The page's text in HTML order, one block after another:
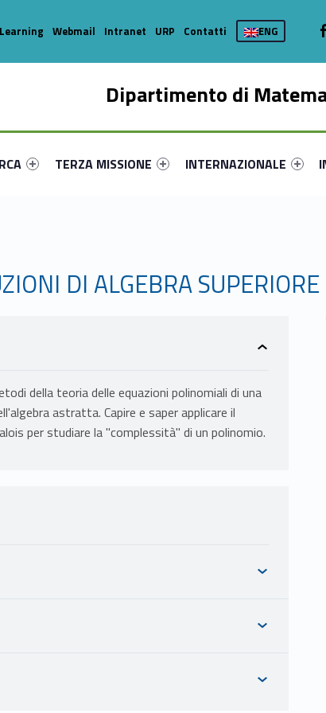
Dipartimento di
primary-41583-16
#link-menu-primary-90624-35
Link identifier #link-menu-primary-14382-44
TERZA MISSIONE
Link identifier #link-menu-
INTERNAZIONALE
Webmail Intranet URP Contatti ENG
DI ALGEBRA SUPERIORE
della teoria delle equazioni polinomiali di una
astratta. Capire e saper applicare il
per studiare la "complessità" di un polinomio.